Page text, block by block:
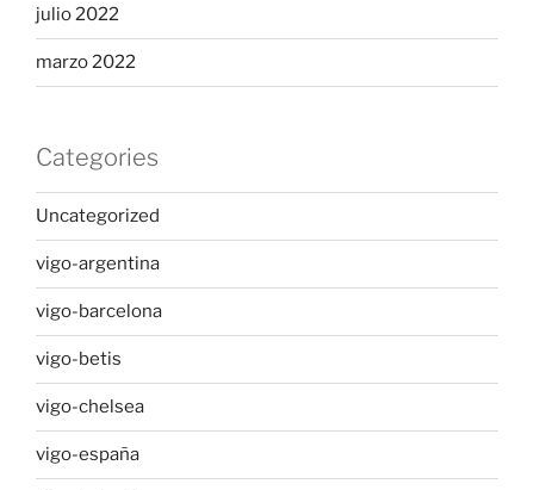
julio 2022
marzo 2022
Categories
Uncategorized
vigo-argentina
vigo-barcelona
vigo-betis
vigo-chelsea
vigo-españa